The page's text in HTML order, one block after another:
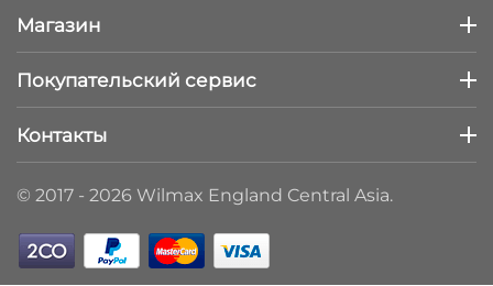
Магазин
Покупательский сервис
Контакты
© 2017 - 2026 Wilmax England Central Asia.